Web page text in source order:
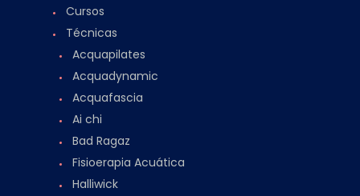
Cursos
Técnicas
Acquapilates
Acquadynamic
Acquafascia
Ai chi
Bad Ragaz
Fisioerapia Acuática
Halliwick